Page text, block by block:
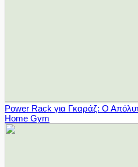
Power Rack για Γκαράζ: Ο
Home Gym